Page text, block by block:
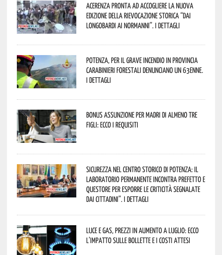
Acerenza pronta ad accogliere la nuova
edizione della rievocazione storica “Dai
Longobardi ai Normanni”. I dettagli
Potenza, per il grave incendio in Provincia
Carabinieri forestali denunciano un 63enne.
I dettagli
Bonus assunzione per madri di almeno tre
figli: ecco i requisiti
Sicurezza nel Centro Storico di Potenza: il
Laboratorio Permanente incontra Prefetto e
Questore per esporre le criticità segnalate
dai cittadini”. I dettagli
Luce e gas, prezzi in aumento a luglio: ecco
l’impatto sulle bollette e i costi attesi